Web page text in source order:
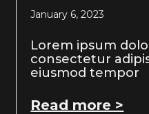
January 6, 2023
Lorem ipsum
consectetur
eiusmod tempor
Read more >